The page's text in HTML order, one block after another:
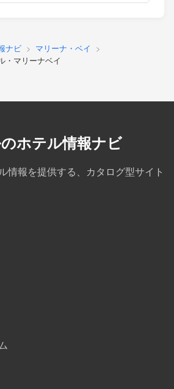
ナビ
マリーナ・ベイ
・マリーナベイ
ホテル情報ナビ
情報を提供する、カタログ型サイト